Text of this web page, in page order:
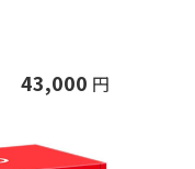
43,000 円